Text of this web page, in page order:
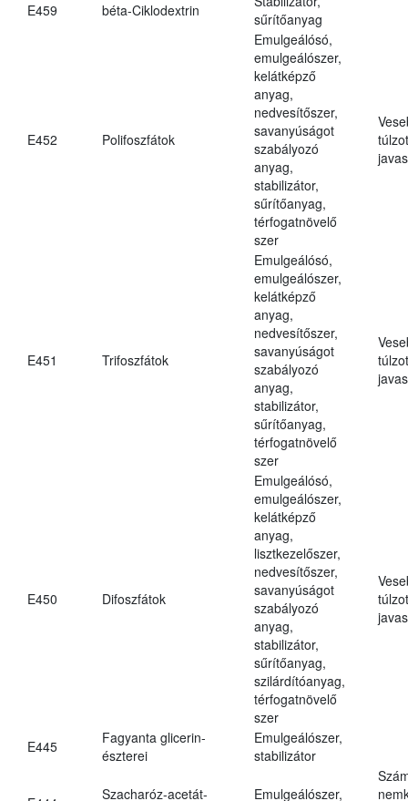
E459
béta-Ciklodextrin
sűrítőanyag
E452 Polifoszfátok
Emulgeálósó,
emulgeálószer,
kelátképző
anyag,
nedvesítőszer,
savanyúságot
szabályozó
anyag,
stabilizátor,
sűrítőanyag,
térfogatnövelő
szer
E451 Trifoszfátok
Emulgeálósó,
emulgeálószer,
kelátképző
anyag,
nedvesítőszer,
savanyúságot
szabályozó
anyag,
stabilizátor,
sűrítőanyag,
térfogatnövelő
szer
E450 Difoszfátok
Emulgeálósó,
emulgeálószer,
kelátképző
anyag,
lisztkezelőszer,
nedvesítőszer,
savanyúságot
szabályozó
anyag,
stabilizátor,
sűrítőanyag,
szilárdítóanyag,
térfogatnövelő
szer
E445
Fagyanta glicerin-
észterei
Emulgeálószer,
stabilizátor
Szacharóz-acetát- Emulgeálószer,